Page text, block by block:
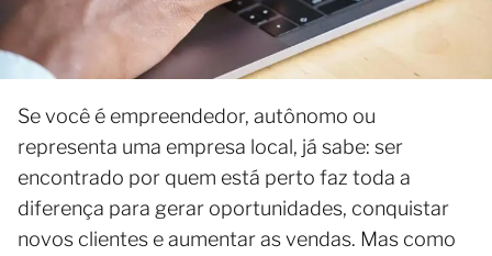
Se você é empreendedor, autônomo ou
representa uma empresa local, já sabe: ser
encontrado por quem está perto faz toda a
diferença para gerar oportunidades, conquistar
novos clientes e aumentar as vendas. Mas como